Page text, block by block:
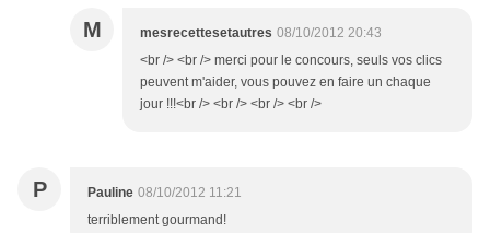
M mesrecettesetautres 08/10/2012 20:43
<br /> <br /> merci pour le concours, seuls vos clics
peuvent m'aider, vous pouvez en faire un chaque
jour !!!<br /> <br /> <br /> <br />
P Pauline 08/10/2012 11:21
terriblement gourmand!